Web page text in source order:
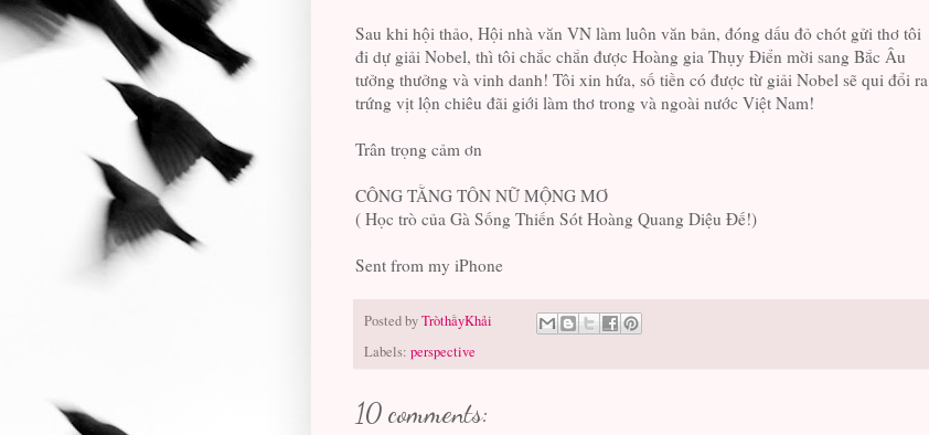
Sau khi hội thảo, Hội nhà văn VN làm luôn văn bản, đóng dấu đỏ chót gửi thơ tôi
đi dự giải Nobel, thì tôi chắc chắn được Hoàng gia Thụy Điển mời sang Bắc Âu
tưởng thưởng và vinh danh! Tôi xin hứa, số tiền có được từ giải Nobel sẽ qui đổi ra
trứng vịt lộn chiêu đãi giới làm thơ trong và ngoài nước Việt Nam!
Trân trọng cảm ơn
CÔNG TẰNG TÔN NỮ MỘNG MƠ
( Học trò của Gà Sống Thiến Sót Hoàng Quang Diệu Đế!)
Sent from my iPhone
Posted byTròthầyKhải
Labels: perspective
10 comments: